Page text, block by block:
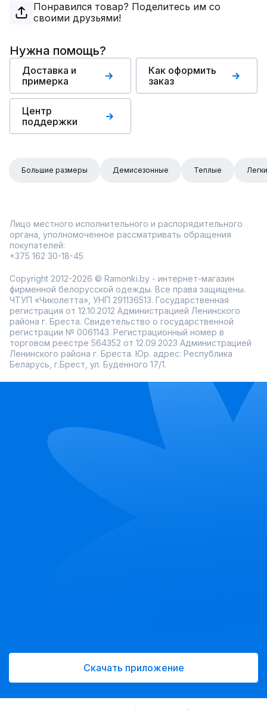
Понравился товар? Поделитесь им со
своими друзьями!
Нужна помощь?
Доставка и
примерка
Как оформить
заказ
Центр
поддержки
Большие размеры Демисезонные Теплые
Лицо местного исполнительного и распорядительного
органа, уполномоченное рассматривать обращения
покупателей:
+375 162 30-18-45
Copyright 2012-2026 © Ramonki.by - интернет-магазин
фирменной белорусской одежды. Все права защищены.
ЧТУП «Чиколетта», УНП 291136513. Государственная
регистрация от 12.10.2012 Администрацией Ленинского
района г. Бреста. Свидетельство о государственной
регистрации № 0061143. Регистрационный номер в
торговом реестре 564352 от 12.09.2023 Администрацией
Ленинского района г. Бреста. Юр. адрес: Республика
Беларусь, г.Брест, ул. Буденного 17/1.
Скачать приложение